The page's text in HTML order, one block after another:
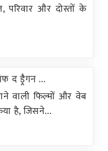
और दोस्तों के
द ड्रैगन ...
वाली फिल्मों और वेब
है, जिसने...